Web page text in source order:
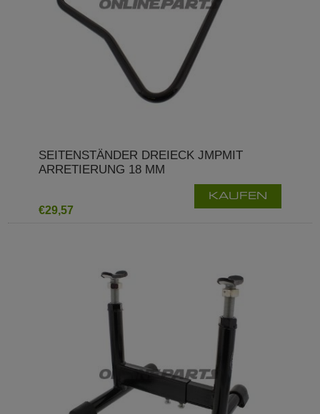
SEITENSTÄNDER DREIECK JMPMIT
ARRETIERUNG 18 MM
€29,57
KAUFEN